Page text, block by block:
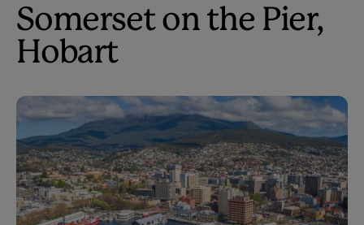
Somerset on the Pier,
Hobart